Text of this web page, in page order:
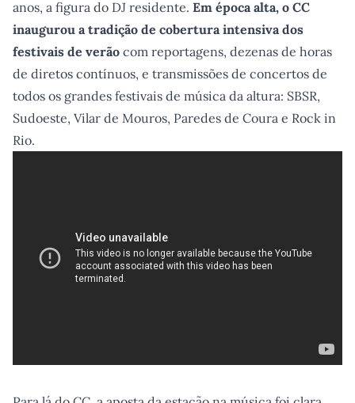
anos, a figura do DJ residente. Em época alta, o CC
inaugurou a tradição de cobertura intensiva dos
festivais de verão com reportagens, dezenas de horas
de diretos contínuos, e transmissões de concertos de
todos os grandes festivais de música da altura: SBSR,
Sudoeste, Vilar de Mouros, Paredes de Coura e Rock in
Rio.